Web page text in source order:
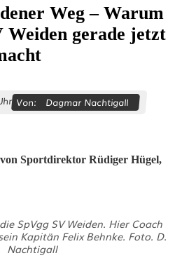
Weg – Warum
Weiden gerade jetzt
Von: Dagmar Nachtigall
Sportdirektor Rüdiger Hügel,
SpVgg SV Weiden. Hier Coach
Kapitän Felix Behnke. Foto. D.
Nachtigall